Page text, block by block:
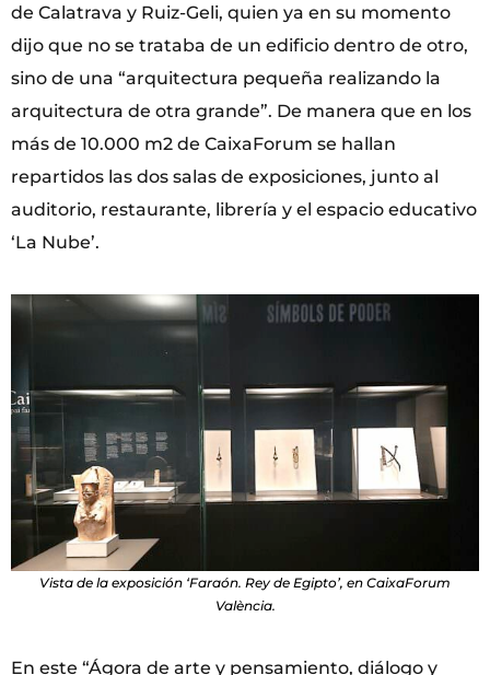
de Calatrava y Ruiz-Geli, quien ya en su momento
dijo que no se trataba de un edificio dentro de otro,
sino de una “arquitectura pequeña realizando la
arquitectura de otra grande”. De manera que en los
más de 10.000 m2 de CaixaForum se hallan
repartidos las dos salas de exposiciones, junto al
auditorio, restaurante, librería y el espacio educativo
‘La Nube’.
Vista de la exposición ‘Faraón. Rey de Egipto’, en CaixaForum
València.
En este “Ágora de arte y pensamiento, diálogo y